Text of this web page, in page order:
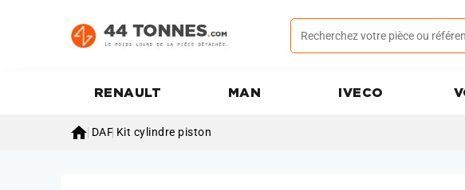
RENAULT MAN IVECO
 DAF Kit cylindre piston